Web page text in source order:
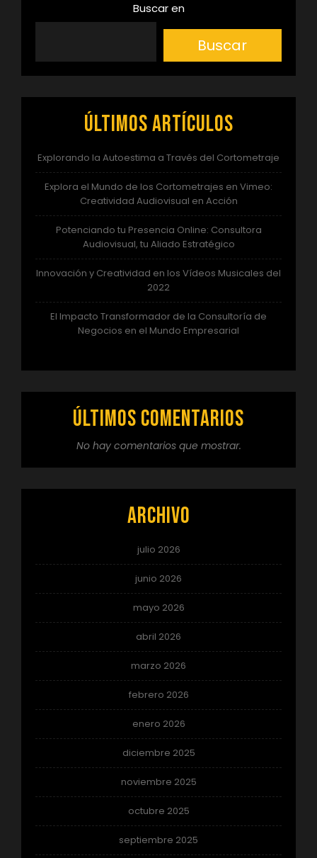
Buscar en
Buscar
Últimos artículos
Explorando la Autoestima a Través del Cortometraje
Explora el Mundo de los Cortometrajes en Vimeo:
Creatividad Audiovisual en Acción
Potenciando tu Presencia Online: Consultora
Audiovisual, tu Aliado Estratégico
Innovación y Creatividad en los Vídeos Musicales del
2022
El Impacto Transformador de la Consultoría de
Negocios en el Mundo Empresarial
Últimos comentarios
No hay comentarios que mostrar.
Archivo
julio 2026
junio 2026
mayo 2026
abril 2026
marzo 2026
febrero 2026
enero 2026
diciembre 2025
noviembre 2025
octubre 2025
septiembre 2025